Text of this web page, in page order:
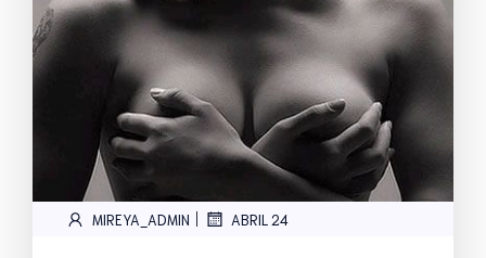
MIREYA_ADMIN | ABRIL 24